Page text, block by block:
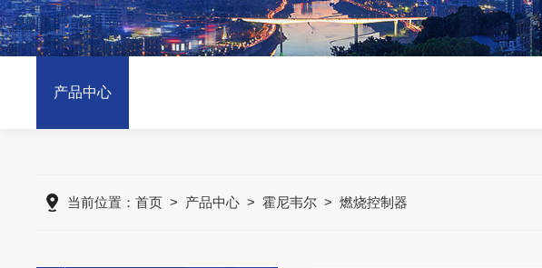
产品中心
当前位置：首页 > 产品中心 >霍尼韦尔 >燃烧控制器